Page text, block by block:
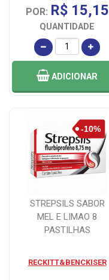
POR: R$ 15,15
QUANTIDADE
ADICIONAR
STREPSILS SABOR
MEL E LIMAO 8
PASTILHAS
RECKITT&BENCKISER